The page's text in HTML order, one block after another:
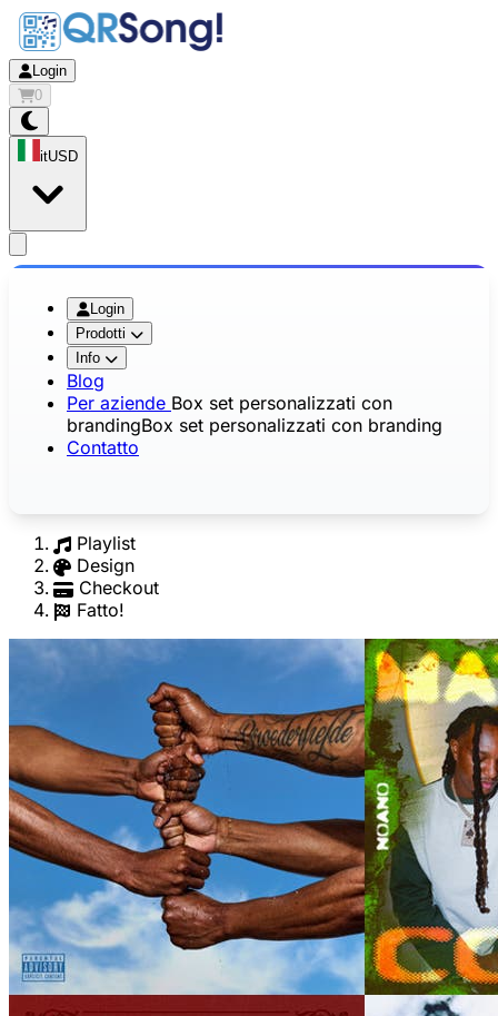
Login
0
itUSD
Login
Prodotti
Info
Blog
Per aziende Box set personalizzati con
brandingBox set personalizzati con branding
Contatto
Playlist
Design
Checkout
Fatto!